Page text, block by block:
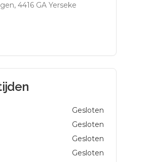
, 4416 GA Yerseke
Gesloten
Gesloten
Gesloten
Gesloten